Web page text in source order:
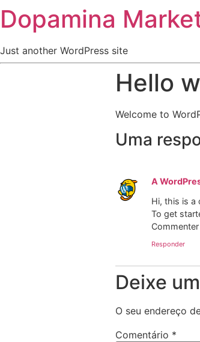
Dopamina
Just another WordPress site
Hello
Welcome to
Uma
A
Hi, this is a
To get
Responder
Deixe
O seu endereço
Comentário *